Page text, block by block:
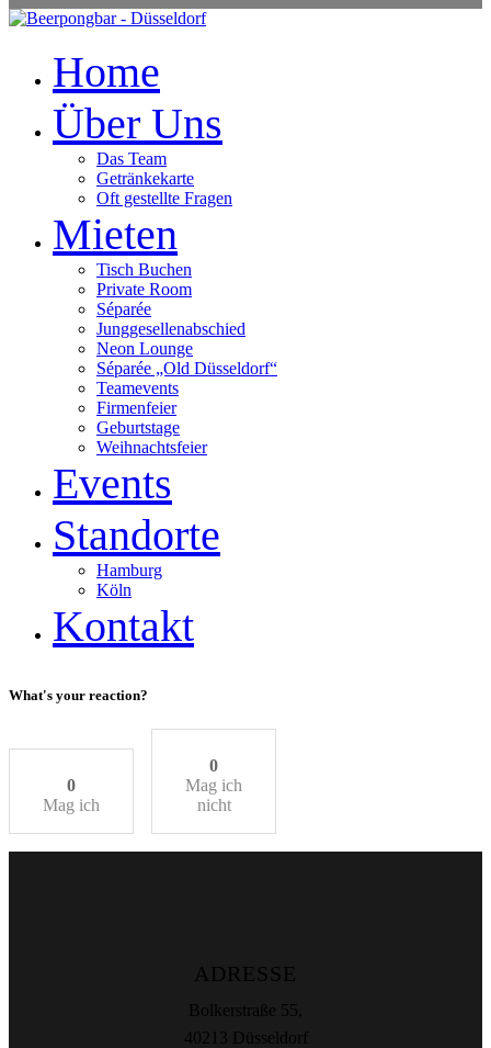
Home
Über Uns
Das Team
Getränkekarte
Oft gestellte Fragen
Mieten
Tisch Buchen
Private Room
Séparée
Junggesellenabschied
Neon Lounge
Séparée „Old Düsseldorf“
Teamevents
Firmenfeier
Geburtstage
Weihnachtsfeier
Events
Standorte
Hamburg
Köln
Kontakt
What's your reaction?
0
Mag ich
0
Mag ich
nicht
ADRESSE
Bolkerstraße 55,
40213 Düsseldorf